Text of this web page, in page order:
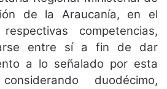
de la Araucanía, en el
competencias,
entre sí a fin de dar
a lo señalado por esta
duodécimo,